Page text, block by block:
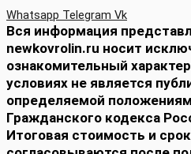
Whatsapp Telegram Vk
Вся информация
newkovrolin.ru носит
ознакомительный
условиях не является
определяемой
Гражданского кодекса
Итоговая стоимость и